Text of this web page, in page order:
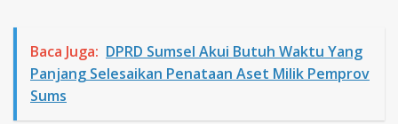
Baca Juga: DPRD Sumsel Akui Butuh Waktu Yang
Panjang Selesaikan Penataan Aset Milik Pemprov
Sums